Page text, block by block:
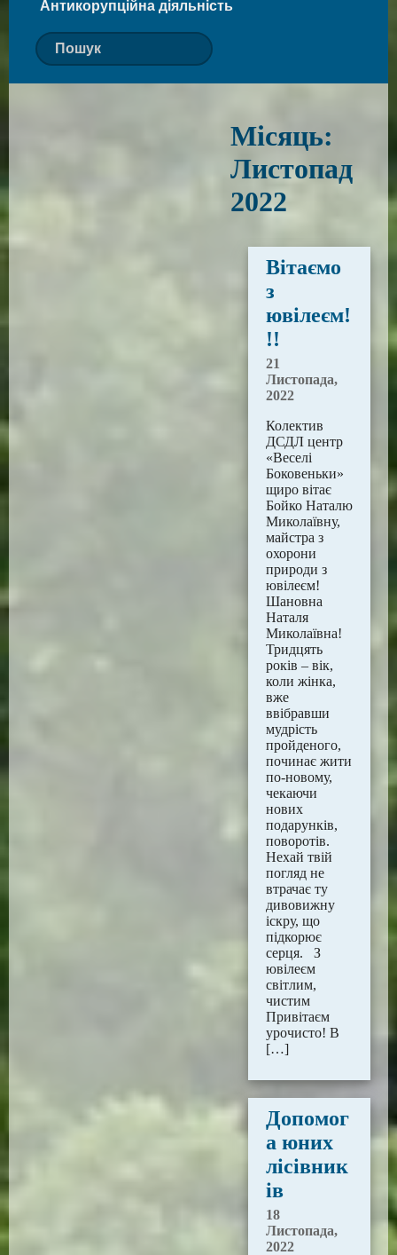
Антикорупційна діяльність
Місяць:
Листопад
2022
Вітаємо
з
ювілеєм!
!!
21
Листопада,
2022
Колектив
ДСДЛ центр
«Веселі
Боковеньки»
щиро вітає
Бойко Наталю
Миколаївну,
майстра з
охорони
природи з
ювілеєм!
Шановна
Наталя
Миколаївна!
Тридцять
років – вік,
коли жінка,
вже
ввібравши
мудрість
пройденого,
починає жити
по-новому,
чекаючи
нових
подарунків,
поворотів.
Нехай твій
погляд не
втрачає ту
дивовижну
іскру, що
підкорює
серця. З
ювілеєм
світлим,
чистим
Привітаєм
урочисто! В
[…]
Допомог
а юних
лісівник
ів
18
Листопада,
2022